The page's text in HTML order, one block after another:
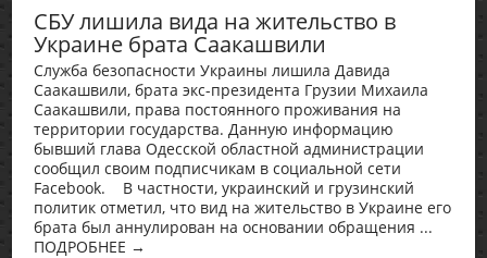
СБУ лишила вида на жительство в
Украине брата Саакашвили
Служба безопасности Украины лишила Давида
Саакашвили, брата экс-президента Грузии Михаила
Саакашвили, права постоянного проживания на
территории государства. Данную информацию
бывший глава Одесской областной администрации
сообщил своим подписчикам в социальной сети
Facebook. В частности, украинский и грузинский
политик отметил, что вид на жительство в Украине его
брата был аннулирован на основании обращения ...
ПОДРОБНЕЕ →